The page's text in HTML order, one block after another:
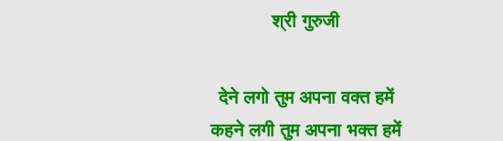
श्री गुरुजी
देने लगो तुम अपना वक्त हमें
कहने लगी तुम अपना भक्त हमें